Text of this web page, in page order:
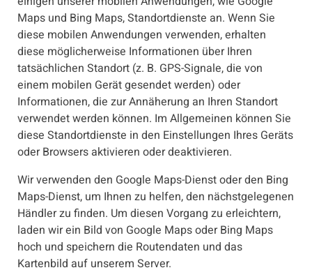
Maps und Bing Maps, Standortdienste an. Wenn Sie
diese mobilen Anwendungen verwenden, erhalten
diese möglicherweise Informationen über Ihren
tatsächlichen Standort (z. B. GPS-Signale, die von
einem mobilen Gerät gesendet werden) oder
Informationen, die zur Annäherung an Ihren Standort
verwendet werden können. Im Allgemeinen können Sie
diese Standortdienste in den Einstellungen Ihres Geräts
oder Browsers aktivieren oder deaktivieren.
Wir verwenden den Google Maps-Dienst oder den Bing
Maps-Dienst, um Ihnen zu helfen, den nächstgelegenen
Händler zu finden. Um diesen Vorgang zu erleichtern,
laden wir ein Bild von Google Maps oder Bing Maps
hoch und speichern die Routendaten und das
Kartenbild auf unserem Server.